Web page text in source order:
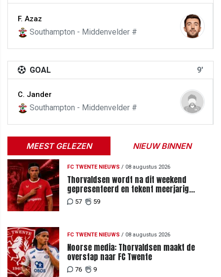
F. Azaz
Southampton - Middenvelder #
GOAL 9'
C. Jander
Southampton - Middenvelder #
MEEST GELEZEN NIEUW BINNEN
FC TWENTE NIEUWS / 08 augustus 2026
Thorvaldsen wordt na dit weekend
gepresenteerd en tekent meerjarig
contract bij FC Twente
57 59
FC TWENTE NIEUWS / 08 augustus 2026
Noorse media: Thorvaldsen maakt de
overstap naar FC Twente
76 9